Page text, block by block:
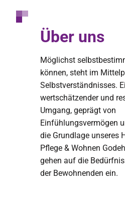
Über uns
Möglichst
können, steht im
Selbstverständnisses.
wertschätzender und
Umgang, geprägt von
Einfühlungsvermögen
die Grundlage unseres
Pflege & Wohnen
gehen auf die
der Bewohnenden ein.